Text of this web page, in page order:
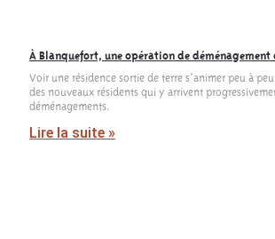
À Blanquefort, une opération de déménagement
Voir une résidence sortie de terre s’animer peu à
des nouveaux résidents qui y arrivent
déménagements.
Lire la suite »